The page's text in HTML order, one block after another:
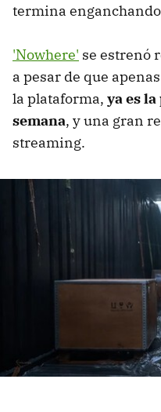
termina
'Nowhere' se estrenó
a pesar de que
la plataforma, ya es
semana, y una gran
streaming.